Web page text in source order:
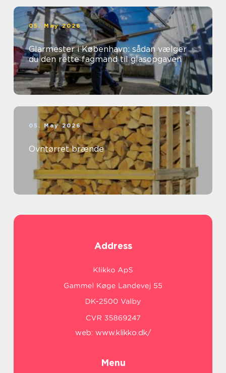
05. May 2026
Glarmester i København: sådan vælger
du den rette fagmand til glasopgaven
05. May 2026
Ovntørret brænde
Address
web: www.klikko.dk/
Menu